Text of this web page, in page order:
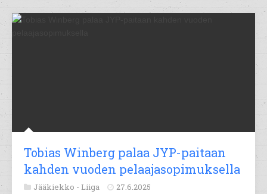
Tobias Winberg palaa JYP-paitaan
kahden vuoden pelaajasopimuksella
Jääkiekko - Liiga 27.6.2025